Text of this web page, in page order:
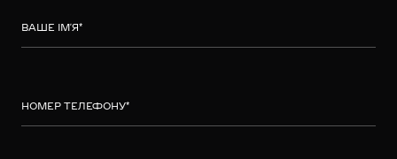
ВАШЕ ІМ’Я*
НОМЕР ТЕЛЕФОНУ*